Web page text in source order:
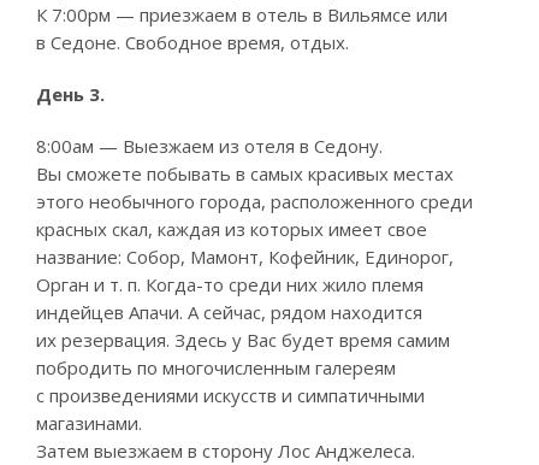
К 7:00рм — приезжаем в отель в Вильямсе или
в Седоне. Свободное время, отдых.
День 3.
8:00ам — Выезжаем из отеля в Седону.
Вы сможете побывать в самых красивых местах
этого необычного города, расположенного среди
красных скал, каждая из которых имеет свое
название: Собор, Мамонт, Кофейник, Единорог,
Орган и т. п. Когда-то среди них жило племя
индейцев Апачи. А сейчас, рядом находится
их резервация. Здесь у Вас будет время самим
побродить по многочисленным галереям
с произведениями искусств и симпатичными
магазинами.
Затем выезжаем в сторону Лос Анджелеса.